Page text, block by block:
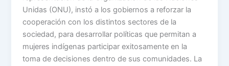
Unidas (ONU), instó a los gobiernos a reforzar la
cooperación con los distintos sectores de la
sociedad, para desarrollar políticas que permitan a
mujeres indígenas participar exitosamente en la
toma de decisiones dentro de sus comunidades. La